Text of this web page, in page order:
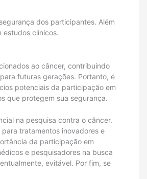
dos participantes. Além
estudos clínicos.
ao câncer, contribuindo
futuras gerações. Portanto, é
potenciais da participação em
que protegem sua segurança.
na pesquisa contra o câncer.
tratamentos inovadores e
da participação em
e pesquisadores na busca
evitável. Por fim, se